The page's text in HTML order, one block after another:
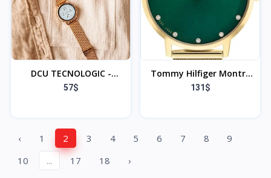
Étanche jusqu'à 5ATM.
DCU TECNOLOGIC -
Sophie Smartwatch -
57$
Tommy Hilfiger Montre
Analogique à Quartz
Cuir
131$
‹ 1 2 3 4 5 6 7 8
9
10
... 17 18 ›